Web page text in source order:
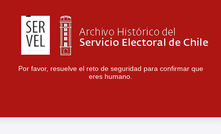
Por favor, resuelve el reto de seguridad para confirmar que
eres humano.